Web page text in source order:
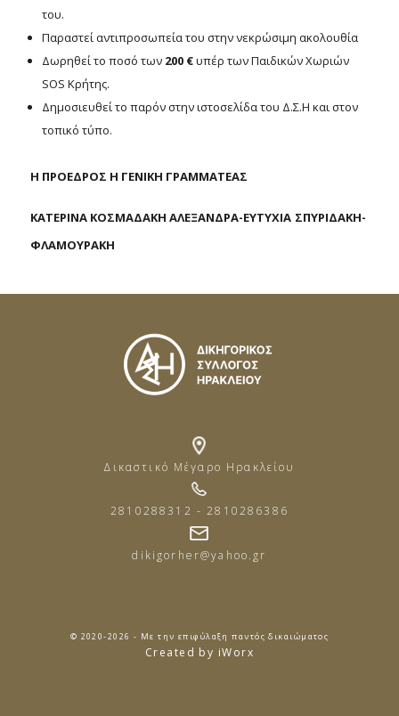
του.
Παραστεί αντιπροσωπεία του στην νεκρώσιμη ακολουθία
Δωρηθεί το ποσό των 200 €υπέρ των Παιδικών Χωριών
SOS Κρήτης.
Δημοσιευθεί το παρόν στην ιστοσελίδα του Δ.Σ.Η και στον
τοπικό τύπο.
Η ΠΡΟΕΔΡΟΣ Η ΓΕΝΙΚΗ ΓΡΑΜΜΑΤΕΑΣ
ΚΑΤΕΡΙΝΑ ΚΟΣΜΑΔΑΚΗ ΑΛΕΞΑΝΔΡΑ-ΕΥΤΥΧΙΑ ΣΠΥΡΙΔΑΚΗ-
ΦΛΑΜΟΥΡΑΚΗ
Δικαστικό Μέγαρο Ηρακλείου
2810288312 - 2810286386
dikigorher@yahoo.gr
© 2020-2026 - Με την επιφύλαξη παντός δικαιώματος
Created by iWorx